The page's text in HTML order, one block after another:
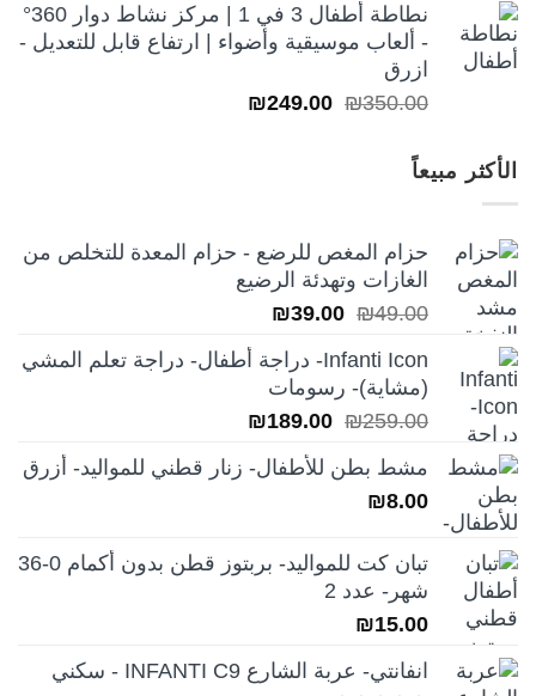
نطاطة أطفال 3 في 1 | مركز نشاط دوار 360°
- ألعاب موسيقية وأضواء | ارتفاع قابل للتعديل -
ازرق
₪350.00
السعر ₪249.00
الأكثر مبيعاً
حزام المغص للرضع - حزام المعدة للتخلص من
الغازات وتهدئة الرضيع
₪49.00
السعر
هو:
₪49.00.
₪39.00
هو:
₪39.00.
Infanti Icon- دراجة أطفال- دراجة تعلم المشي
(مشاية)- رسومات
₪259.00
السعر
هو:
₪189.00
هو:
مشط بطن للأطفال- زنار قطني للمواليد- أزرق
₪8.00
تبان كت للمواليد- بربتوز قطن بدون أكمام 0-36
شهر- عدد 2
₪15.00
انفانتي- عربة الشارع INFANTI C9 - سكني